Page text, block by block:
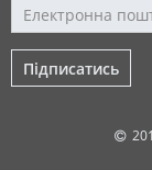
Підписатись